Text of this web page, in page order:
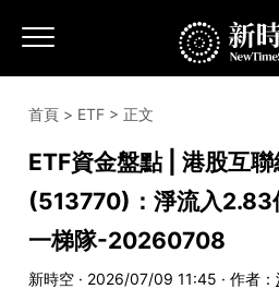
首頁 > ETF > 正文
ETF資金盤點 | 港股互
(513770)：淨流入2.83
一梯隊-20260708
新時空 · 2026/07/09 11:45 · 作者：